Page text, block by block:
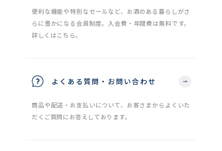
便利な機能や特別なセールなど、お酒のある暮らしがさ
らに豊かになる会員制度。入会費・年間費は無料です。
詳しくはこちら。
よくある質問・お問い合わせ
商品や配送・お支払いについて、お客さまからよくいた
だくご質問にお答えしております。